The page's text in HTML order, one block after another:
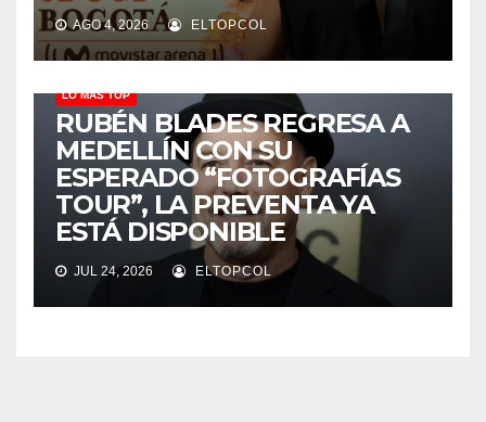
AGO 4, 2026 ELTOPCOL
LO MÁS TOP
RUBÉN BLADES REGRESA A
MEDELLÍN CON SU
ESPERADO “FOTOGRAFÍAS
TOUR”, LA PREVENTA YA
ESTÁ DISPONIBLE
JUL 24, 2026 ELTOPCOL